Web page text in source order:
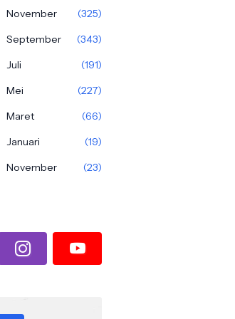
November
(325)
September
(343)
Juli
(191)
Mei
(227)
Maret
(66)
Januari
(19)
November
(23)